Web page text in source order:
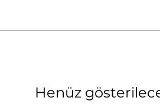
Henüz